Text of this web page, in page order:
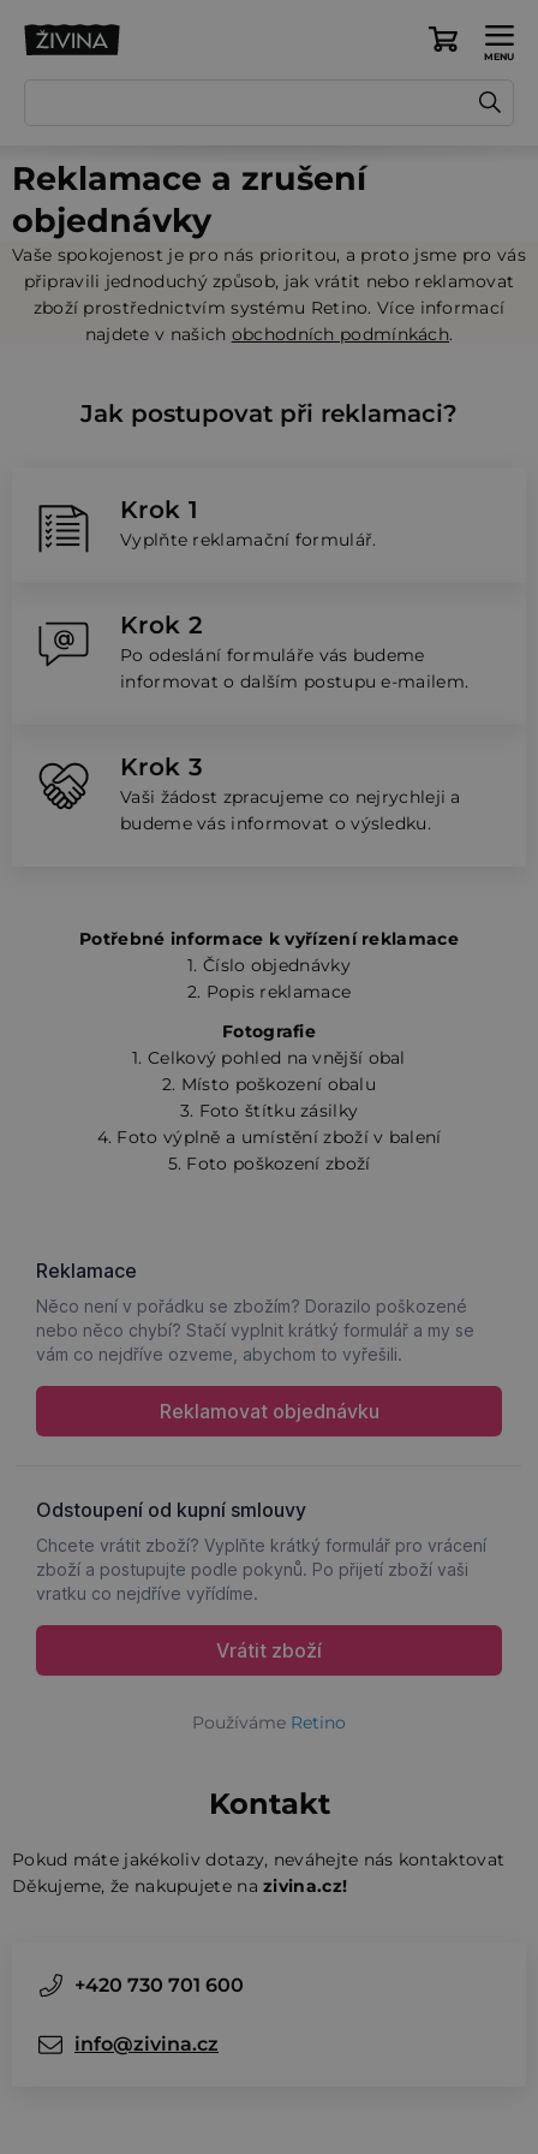
Nákupní
Reklamace a zrušení
objednávky
Vaše spokojenost je pro nás prioritou, a proto jsme pro vás
připravili jednoduchý způsob, jak vrátit nebo reklamovat
zboží prostřednictvím systému Retino. Více informací
najdete v našich obchodních podmínkách.
Jak postupovat při reklamaci?
Krok 1
Vyplňte reklamační formulář.
Krok 2
Po odeslání formuláře vás budeme
informovat o dalším postupu e-mailem.
Krok 3
Vaši žádost zpracujeme co nejrychleji a
budeme vás informovat o výsledku.
Potřebné informace k vyřízení reklamace
1. Číslo objednávky
2. Popis reklamace
Fotografie
1. Celkový pohled na vnější obal
2. Místo poškození obalu
3. Foto štítku zásilky
4. Foto výplně a umístění zboží v balení
5. Foto poškození zboží
Používáme Retino
Kontakt
Pokud máte jakékoliv dotazy, neváhejte nás kontaktovat
Děkujeme, že nakupujete nazivina.cz!
+420 730 701 600
info@zivina.cz